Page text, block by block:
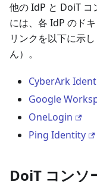
他の IdP と DoiT コ
には、各 IdP のド
リンクを以下に示
ん）。
CyberArk
Google
OneLogin
Ping Identity
DoiT コンソ